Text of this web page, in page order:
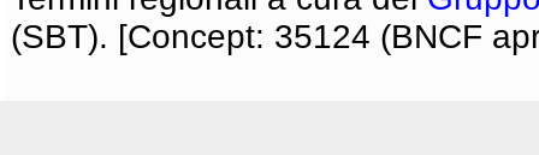
(SBT). [Concept: 35124 (BNCF